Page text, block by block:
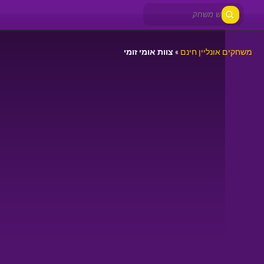
משחקים אונליין חינם » צוות אומי זומי